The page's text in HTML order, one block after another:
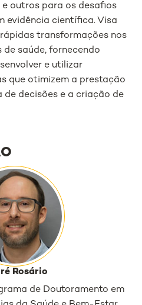
outros para os desafios
evidência científica. Visa
transformações nos
saúde, fornecendo
e utilizar
que otimizem a prestação
de decisões e a criação de
Rosário
de Doutoramento em